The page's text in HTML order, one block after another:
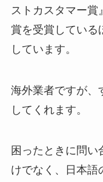
ストカスタマー賞
賞を受賞している
しています。
海外業者ですが、
してくれます。
困ったときに問
けでなく、日本語